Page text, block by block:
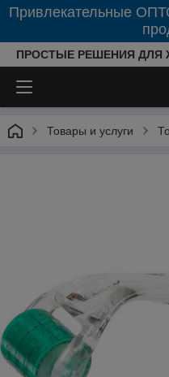
Привлекательные
ПРОСТЫЕ РЕШЕНИЯ ДЛЯ
Товары и услуги